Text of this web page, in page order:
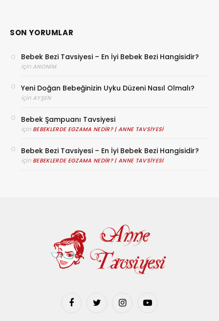
SON YORUMLAR
Bebek Bezi Tavsiyesi – En İyi Bebek Bezi Hangisidir?
için ANONIM
Yeni Doğan Bebeğinizin Uyku Düzeni Nasıl Olmalı?
için AYŞEN
Bebek Şampuanı Tavsiyesi
için BEBEKLERDE EGZAMA NEDIR? | ANNE TAVSIYESI
Bebek Bezi Tavsiyesi – En İyi Bebek Bezi Hangisidir?
için BEBEKLERDE EGZAMA NEDIR? | ANNE TAVSIYESI
FacebookTwitter InstagramYouTube